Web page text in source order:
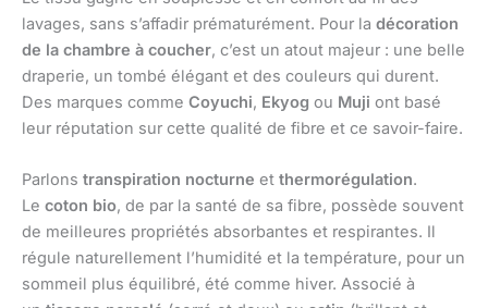
lavages, sans s’affadir prématurément. Pour la décoration
de la chambre à coucher, c’est un atout majeur : une belle
draperie, un tombé élégant et des couleurs qui durent.
Des marques comme Coyuchi, Ekyog ou Muji ont basé
leur réputation sur cette qualité de fibre et ce savoir-faire.
Parlons transpiration nocturne et thermorégulation.
Le coton bio, de par la santé de sa fibre, possède souvent
de meilleures propriétés absorbantes et respirantes. Il
régule naturellement l’humidité et la température, pour un
sommeil plus équilibré, été comme hiver. Associé à